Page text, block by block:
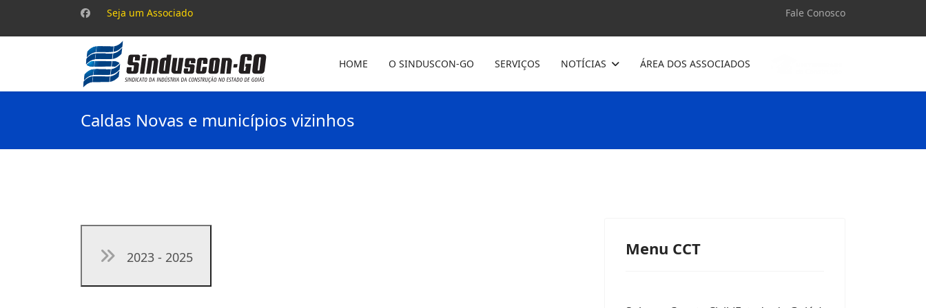
Seja um Associado Fale Conosco
HOME O SINDUSCON-GO SERVIÇOS NOTÍCIAS ÁREA DOS ASSOCIADOS
Caldas Novas e municípios vizinhos
2023 - 2025 Menu CCT